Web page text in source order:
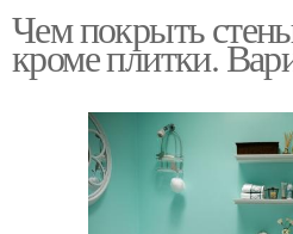
Чем покрыть
кроме плитки.